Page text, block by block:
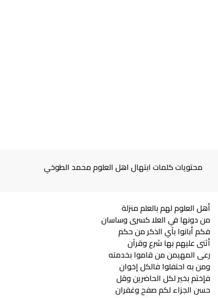
محتويات كلمات ابتهال اهل العلوم محمد الطوخي
أهل العلوم لهم بالعلم منزلة
من دونها في العلا كسرى وساسان
فكم أبانوا بآي الذكر من حكم
أثنى عليهم بها شرع وقرآن
رعى المهيمن من قاموا بخدمته
ومن به احتفلوا فالكل إخوان
فإختم بخير لكل الحاضرين وقل
حسن الجزاء لكم صفح وغفران